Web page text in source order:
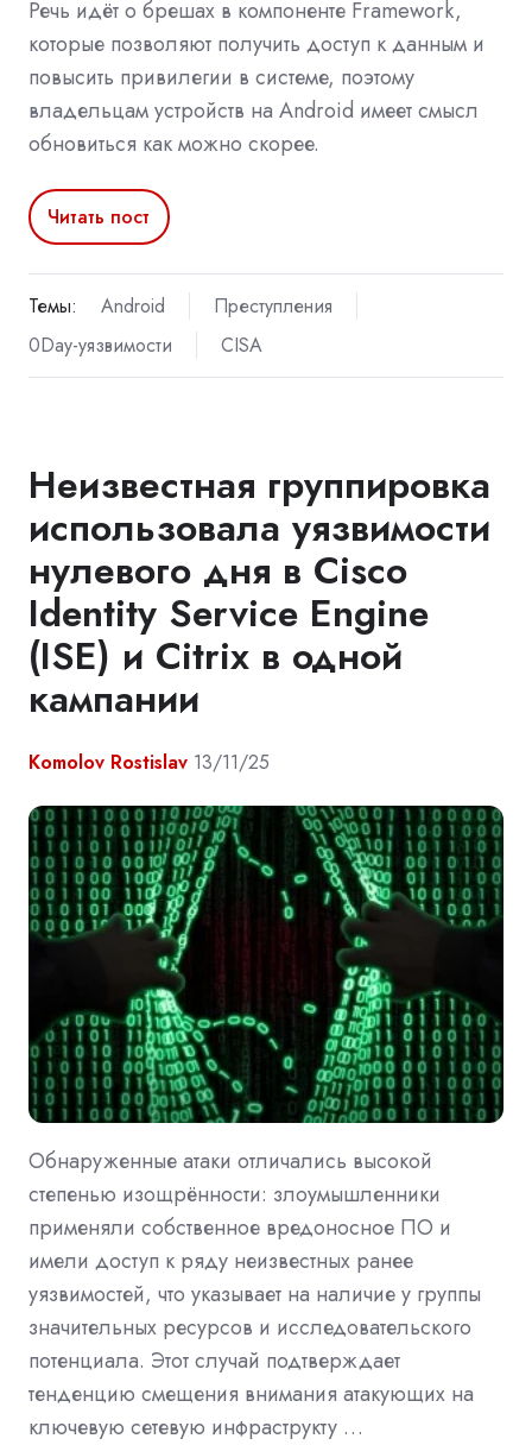
Речь идёт о брешах в компоненте Framework,
которые позволяют получить доступ к данным и
повысить привилегии в системе, поэтому
владельцам устройств на Android имеет смысл
обновиться как можно скорее.
Читать пост
Темы: Android
Преступления
0Day-уязвимости
CISA
Неизвестная группировка
использовала уязвимости
нулевого дня в Cisco
Identity Service Engine
(ISE) и Citrix в одной
кампании
Komolov Rostislav 13/11/25
Обнаруженные атаки отличались высокой
степенью изощрённости: злоумышленники
применяли собственное вредоносное ПО и
имели доступ к ряду неизвестных ранее
уязвимостей, что указывает на наличие у группы
значительных ресурсов и исследовательского
потенциала. Этот случай подтверждает
тенденцию смещения внимания атакующих на
ключевую сетевую инфраструкту …